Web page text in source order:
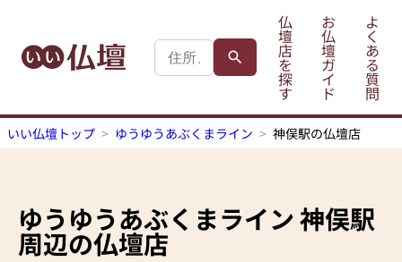
仏
壇
店
を
探
す
お
仏
壇
ガ
イ
ド
よ
く
あ
る
質
問
いい仏壇トップ ゆうゆうあぶくまライン 神俣駅の仏壇店
ゆうゆうあぶくまライン神俣駅
周辺の仏壇店